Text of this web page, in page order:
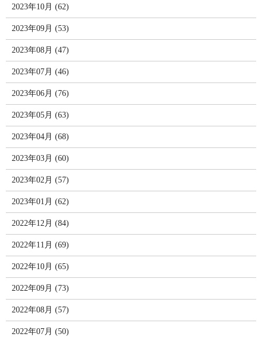
2023年10月 (62)
2023年09月 (53)
2023年08月 (47)
2023年07月 (46)
2023年06月 (76)
2023年05月 (63)
2023年04月 (68)
2023年03月 (60)
2023年02月 (57)
2023年01月 (62)
2022年12月 (84)
2022年11月 (69)
2022年10月 (65)
2022年09月 (73)
2022年08月 (57)
2022年07月 (50)